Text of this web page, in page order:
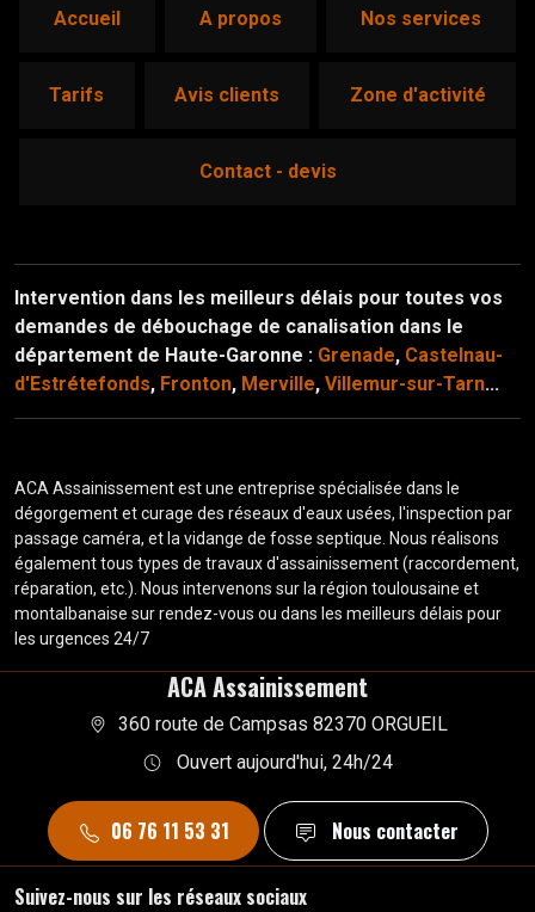
accueil a propos nos services
tarifs avis clients zone d'activité
contact - devis
Intervention dans les meilleurs délais pour toutes vos
demandes de débouchage de canalisation dans le
département de Haute-Garonne : Grenade, Castelnau-
d'Estrétefonds, Fronton, Merville, Villemur-sur-Tarn...
ACA Assainissement est une entreprise spécialisée dans le
dégorgement et curage des réseaux d'eaux usées, l'inspection par
passage caméra, et la vidange de fosse septique. Nous réalisons
également tous types de travaux d'assainissement (raccordement,
réparation, etc.). Nous intervenons sur la région toulousaine et
montalbanaise sur rendez-vous ou dans les meilleurs délais pour
les urgences 24/7
ACA Assainissement
360 route de Campsas 82370 ORGUEIL
Ouvert aujourd'hui, 24h/24
06 76 11 53 31 Nous contacter
Suivez-nous sur les réseaux sociaux